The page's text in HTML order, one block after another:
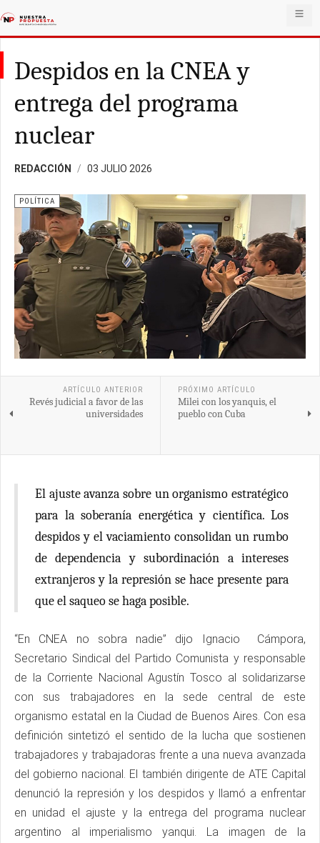
Despidos en la CNEA y
entrega del programa
nuclear
REDACCIÓN 03 JULIO 2026
POLÍTICA
ARTÍCULO ANTERIOR
Revés judicial a favor de las
universidades
PRÓXIMO ARTÍCULO
Milei con los yanquis, el
pueblo con Cuba
El ajuste avanza sobre un organismo estratégico
para la soberanía energética y científica. Los
despidos y el vaciamiento consolidan un rumbo
de dependencia y subordinación a intereses
extranjeros y la represión se hace presente para
que el saqueo se haga posible.
“En CNEA no sobra nadie” dijo Ignacio Cámpora,
Secretario Sindical del Partido Comunista y responsable
de la Corriente Nacional Agustín Tosco al solidarizarse
con sus trabajadores en la sede central de este
organismo estatal en la Ciudad de Buenos Aires. Con esa
definición sintetizó el sentido de la lucha que sostienen
trabajadores y trabajadoras frente a una nueva avanzada
del gobierno nacional. El también dirigente de ATE Capital
denunció la represión y los despidos y llamó a enfrentar
en unidad el ajuste y la entrega del programa nuclear
argentino al imperialismo yanqui. La imagen de la